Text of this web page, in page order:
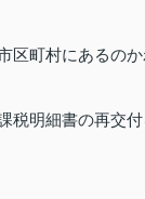
区町村にあるの
明細書の再交付